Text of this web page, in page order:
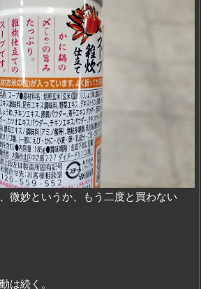
微妙というか、もう二度と買わない
は続く。